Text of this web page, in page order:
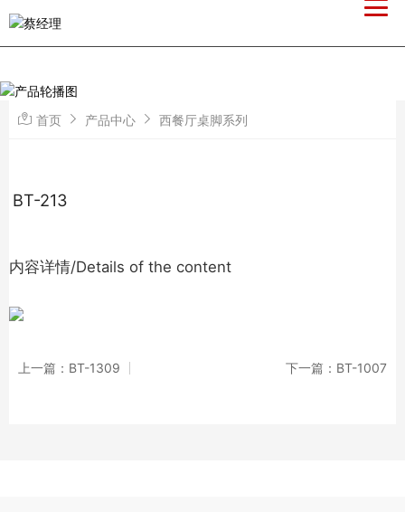
首页 产品中心 西餐厅桌脚系列
BT-213
内容详情/Details of the content
上一篇：BT-1309 下一篇：BT-1007